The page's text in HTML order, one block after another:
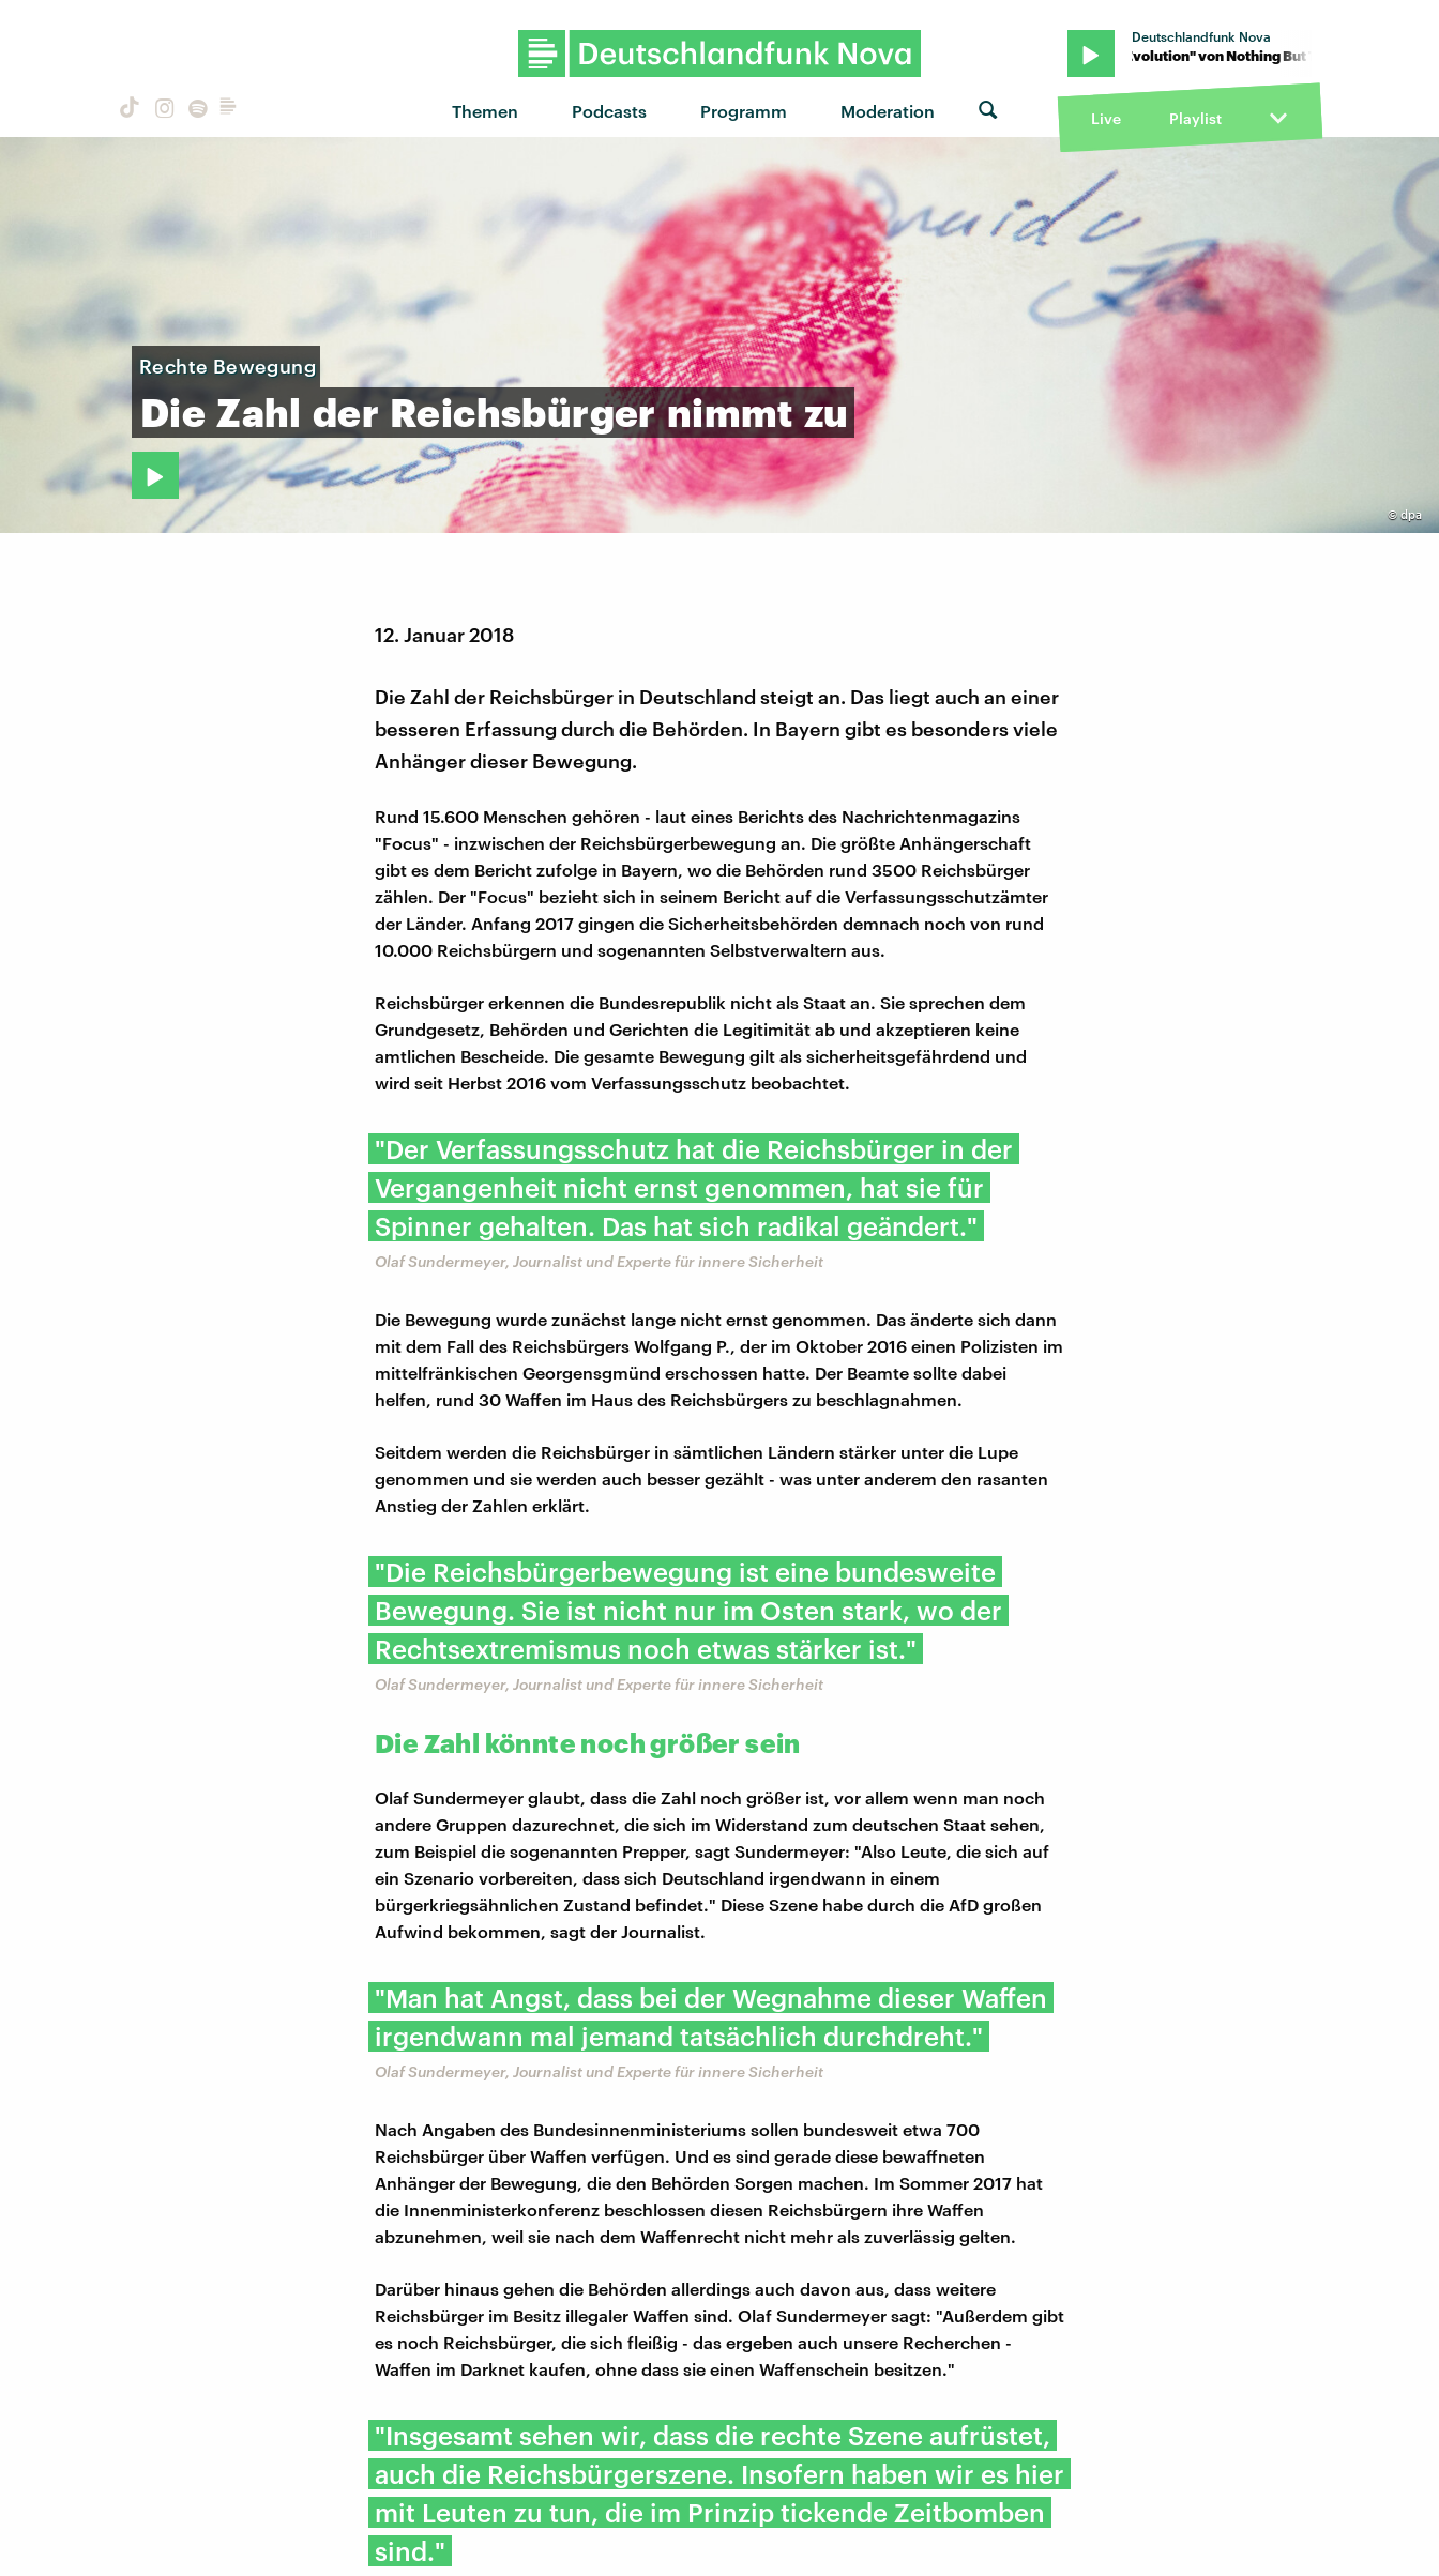
Themen Podcasts Programm Moderation
Deutschlandfunk Nova
"Evolution" von Nothing But Thieves · "Evolution" von Nothing But Thieves · "Evolution" von
Live Playlist
©dpa
Rechte Bewegung
Die Zahl der Reichsbürger nimmt zu
12. Januar 2018
Die Zahl der Reichsbürger in Deutschland steigt an. Das liegt auch an einer
besseren Erfassung durch die Behörden. In Bayern gibt es besonders viele
Anhänger dieser Bewegung.
Rund 15.600 Menschen gehören - laut eines Berichts des Nachrichtenmagazins
"Focus" - inzwischen der Reichsbürgerbewegung an. Die größte Anhängerschaft
gibt es dem Bericht zufolge in Bayern, wo die Behörden rund 3500 Reichsbürger
zählen. Der "Focus" bezieht sich in seinem Bericht auf die Verfassungsschutzämter
der Länder. Anfang 2017 gingen die Sicherheitsbehörden demnach noch von rund
10.000 Reichsbürgern und sogenannten Selbstverwaltern aus.
Reichsbürger erkennen die Bundesrepublik nicht als Staat an. Sie sprechen dem
Grundgesetz, Behörden und Gerichten die Legitimität ab und akzeptieren keine
amtlichen Bescheide. Die gesamte Bewegung gilt als sicherheitsgefährdend und
wird seit Herbst 2016 vom Verfassungsschutz beobachtet.
"Der Verfassungsschutz hat die Reichsbürger in der
Vergangenheit nicht ernst genommen, hat sie für
Spinner gehalten. Das hat sich radikal geändert."
Olaf Sundermeyer, Journalist und Experte für innere Sicherheit
Die Bewegung wurde zunächst lange nicht ernst genommen. Das änderte sich dann
mit dem Fall des Reichsbürgers Wolfgang P., der im Oktober 2016 einen Polizisten im
mittelfränkischen Georgensgmünd erschossen hatte. Der Beamte sollte dabei
helfen, rund 30 Waffen im Haus des Reichsbürgers zu beschlagnahmen.
Seitdem werden die Reichsbürger in sämtlichen Ländern stärker unter die Lupe
genommen und sie werden auch besser gezählt - was unter anderem den rasanten
Anstieg der Zahlen erklärt.
"Die Reichsbürgerbewegung ist eine bundesweite
Bewegung. Sie ist nicht nur im Osten stark, wo der
Rechtsextremismus noch etwas stärker ist."
Olaf Sundermeyer, Journalist und Experte für innere Sicherheit
Die Zahl könnte noch größer sein
Olaf Sundermeyer glaubt, dass die Zahl noch größer ist, vor allem wenn man noch
andere Gruppen dazurechnet, die sich im Widerstand zum deutschen Staat sehen,
zum Beispiel die sogenannten Prepper, sagt Sundermeyer: "Also Leute, die sich auf
ein Szenario vorbereiten, dass sich Deutschland irgendwann in einem
bürgerkriegsähnlichen Zustand befindet." Diese Szene habe durch die AfD großen
Aufwind bekommen, sagt der Journalist.
"Man hat Angst, dass bei der Wegnahme dieser Waffen
irgendwann mal jemand tatsächlich durchdreht."
Olaf Sundermeyer, Journalist und Experte für innere Sicherheit
Nach Angaben des Bundesinnenministeriums sollen bundesweit etwa 700
Reichsbürger über Waffen verfügen. Und es sind gerade diese bewaffneten
Anhänger der Bewegung, die den Behörden Sorgen machen. Im Sommer 2017 hat
die Innenministerkonferenz beschlossen diesen Reichsbürgern ihre Waffen
abzunehmen, weil sie nach dem Waffenrecht nicht mehr als zuverlässig gelten.
Darüber hinaus gehen die Behörden allerdings auch davon aus, dass weitere
Reichsbürger im Besitz illegaler Waffen sind. Olaf Sundermeyer sagt: "Außerdem gibt
es noch Reichsbürger, die sich fleißig - das ergeben auch unsere Recherchen -
Waffen im Darknet kaufen, ohne dass sie einen Waffenschein besitzen."
"Insgesamt sehen wir, dass die rechte Szene aufrüstet,
auch die Reichsbürgerszene. Insofern haben wir es hier
mit Leuten zu tun, die im Prinzip tickende Zeitbomben
sind."